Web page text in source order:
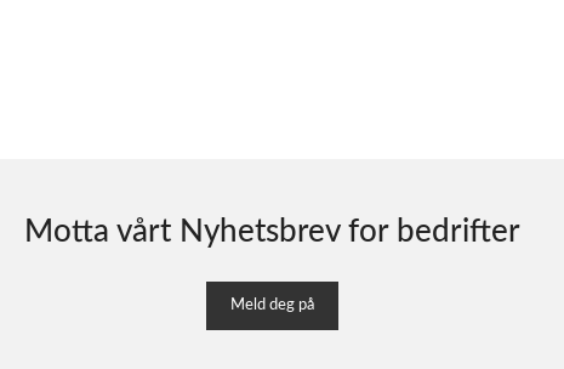
Motta vårt Nyhetsbrev for bedrifter
Meld deg på